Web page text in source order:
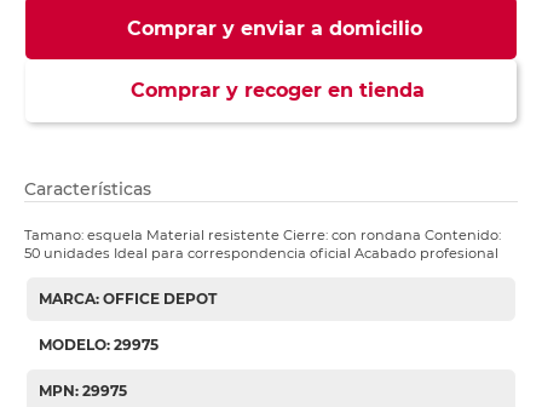
Comprar y enviar a domicilio
Comprar y recoger en tienda
Características
Tamano: esquela Material resistente Cierre: con rondana Contenido:
50 unidades Ideal para correspondencia oficial Acabado profesional
MARCA: OFFICE DEPOT
MODELO: 29975
MPN: 29975